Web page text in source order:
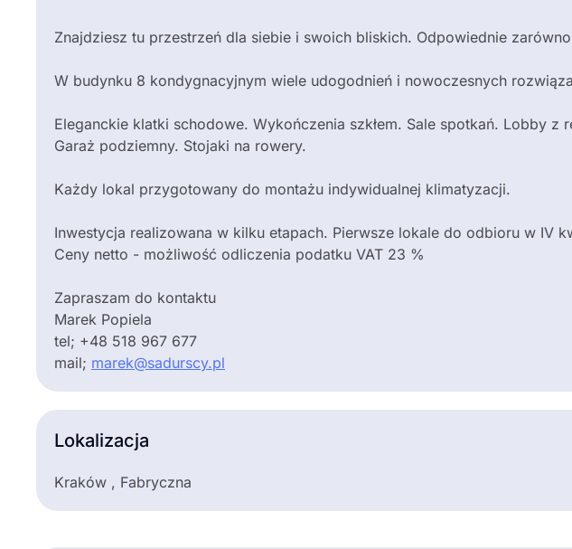
Znajdziesz tu przestrzeń dla siebie i swoich bliskich. Odpowiednie
W budynku 8 kondygnacyjnym wiele udogodnień i nowoczesnych
Eleganckie klatki schodowe. Wykończenia szkłem. Sale spotkań. Lobby
Garaż podziemny. Stojaki na rowery.
Każdy lokal przygotowany do montażu indywidualnej klimatyzacji.
Inwestycja realizowana w kilku etapach. Pierwsze lokale do odbioru w IV
Ceny netto - możliwość odliczenia podatku VAT 23 %
Zapraszam do kontaktu
Marek Popiela
tel; +48 518 967 677
mail; marek@sadurscy.pl
Lokalizacja
Kraków , Fabryczna